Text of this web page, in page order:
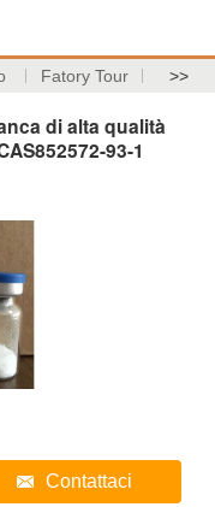
Fatory Tour >>
di alta qualità
93-1
Contattaci